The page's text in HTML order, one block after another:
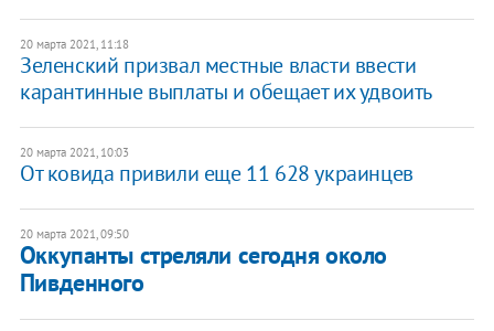
20 марта 2021, 11:18
Зеленский призвал местные власти ввести
карантинные выплаты и обещает их удвоить
20 марта 2021, 10:03
От ковида привили еще 11 628 украинцев
20 марта 2021, 09:50
Оккупанты стреляли сегодня около
Пивденного